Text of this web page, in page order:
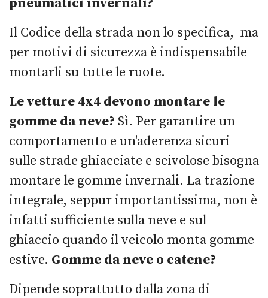
pneumatici invernali?
Il Codice della strada non lo specifica, ma
per motivi di sicurezza è indispensabile
montarli su tutte le ruote.
Le vetture 4x4 devono montare le
gomme da neve? Sì. Per garantire un
comportamento e un'aderenza sicuri
sulle strade ghiacciate e scivolose bisogna
montare le gomme invernali. La trazione
integrale, seppur importantissima, non è
infatti sufficiente sulla neve e sul
ghiaccio quando il veicolo monta gomme
estive. Gomme da neve o catene?
Dipende soprattutto dalla zona di